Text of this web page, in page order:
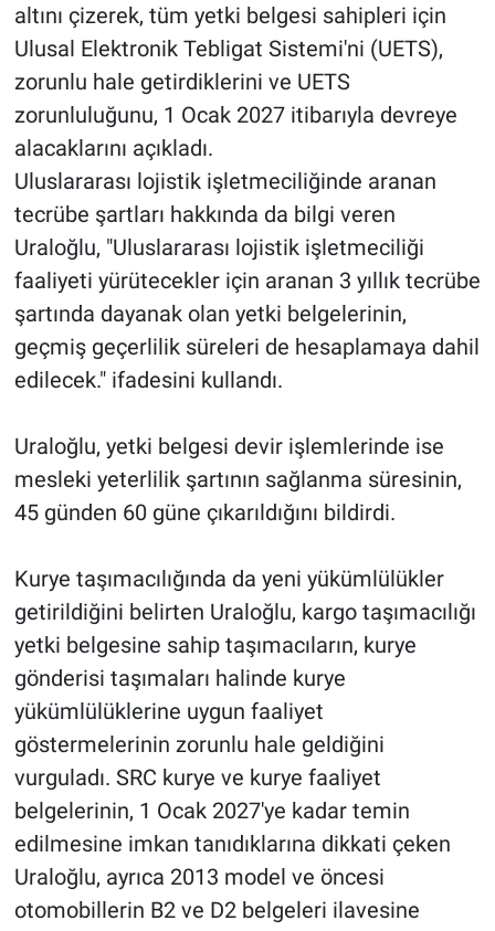
altını çizerek, tüm yetki belgesi sahipleri için
Ulusal Elektronik Tebligat Sistemi'ni (UETS),
zorunlu hale getirdiklerini ve UETS
zorunluluğunu, 1 Ocak 2027 itibarıyla devreye
alacaklarını açıkladı.
Uluslararası lojistik işletmeciliğinde aranan
tecrübe şartları hakkında da bilgi veren
Uraloğlu, "Uluslararası lojistik işletmeciliği
faaliyeti yürütecekler için aranan 3 yıllık tecrübe
şartında dayanak olan yetki belgelerinin,
geçmiş geçerlilik süreleri de hesaplamaya dahil
edilecek." ifadesini kullandı.
Uraloğlu, yetki belgesi devir işlemlerinde ise
mesleki yeterlilik şartının sağlanma süresinin,
45 günden 60 güne çıkarıldığını bildirdi.
Kurye taşımacılığında da yeni yükümlülükler
getirildiğini belirten Uraloğlu, kargo taşımacılığı
yetki belgesine sahip taşımacıların, kurye
gönderisi taşımaları halinde kurye
yükümlülüklerine uygun faaliyet
göstermelerinin zorunlu hale geldiğini
vurguladı. SRC kurye ve kurye faaliyet
belgelerinin, 1 Ocak 2027'ye kadar temin
edilmesine imkan tanıdıklarına dikkati çeken
Uraloğlu, ayrıca 2013 model ve öncesi
otomobillerin B2 ve D2 belgeleri ilavesine